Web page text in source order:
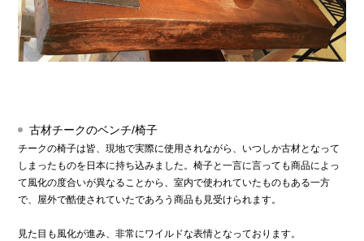
古材チークのベンチ/椅子
チークの椅子は皆、現地で実際に使用されながら、いつしか古材となって
しまったものを日本に持ち込みました。椅子と一言に言っても商品によっ
て風化の度合いが異なることから、室内で使われていたものもある一方
で、屋外で酷使されていたであろう商品も見受けられます。
見た目も風化が進み、非常にワイルドな表情となっております。